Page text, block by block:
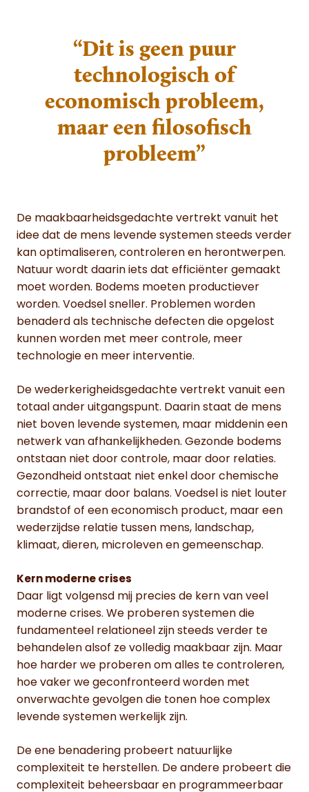
“Dit is geen puur
technologisch of
economisch probleem,
maar een filosofisch
probleem”
De maakbaarheidsgedachte vertrekt vanuit het
idee dat de mens levende systemen steeds verder
kan optimaliseren, controleren en herontwerpen.
Natuur wordt daarin iets dat efficiënter gemaakt
moet worden. Bodems moeten productiever
worden. Voedsel sneller. Problemen worden
benaderd als technische defecten die opgelost
kunnen worden met meer controle, meer
technologie en meer interventie.
De wederkerigheidsgedachte vertrekt vanuit een
totaal ander uitgangspunt. Daarin staat de mens
niet boven levende systemen, maar middenin een
netwerk van afhankelijkheden. Gezonde bodems
ontstaan niet door controle, maar door relaties.
Gezondheid ontstaat niet enkel door chemische
correctie, maar door balans. Voedsel is niet louter
brandstof of een economisch product, maar een
wederzijdse relatie tussen mens, landschap,
klimaat, dieren, microleven en gemeenschap.
Kern moderne crises
Daar ligt volgensd mij precies de kern van veel
moderne crises. We proberen systemen die
fundamenteel relationeel zijn steeds verder te
behandelen alsof ze volledig maakbaar zijn. Maar
hoe harder we proberen om alles te controleren,
hoe vaker we geconfronteerd worden met
onverwachte gevolgen die tonen hoe complex
levende systemen werkelijk zijn.
De ene benadering probeert natuurlijke
complexiteit te herstellen. De andere probeert die
complexiteit beheersbaar en programmeerbaar